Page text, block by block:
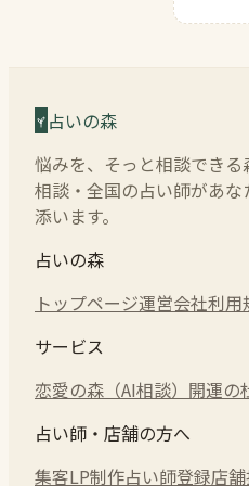
占いの森
悩みを、そっと相談できる
相談・全国の占い師があな
添います。
占いの森
トップページ運営会社利用
サービス
恋愛の森（AI相談） 開運の
占い師・店舗の方へ
集客LP制作占い師登録店